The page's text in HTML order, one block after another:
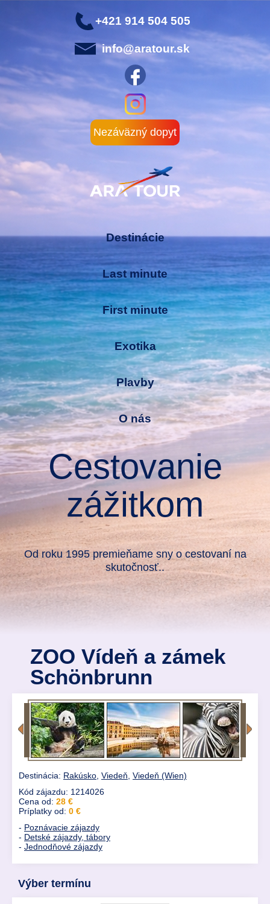
+421 914 504 505
info@aratour.sk
Nezáväzný dopyt
Destinácie
Last minute
First minute
Exotika
Plavby
O nás
Cestovanie
zážitkom
Od roku 1995 premieňame sny o cestovaní na
skutočnosť..
ZOO Vídeň a zámek
Schönbrunn
Destinácia: Rakúsko, Viedeň, Viedeň (Wien)
Kód zájazdu: 1214026
Cena od: 28 €
Príplatky od: 0 €
- Poznávacie zájazdy
- Detské zájazdy, tábory
- Jednodňové zájazdy
Výber termínu